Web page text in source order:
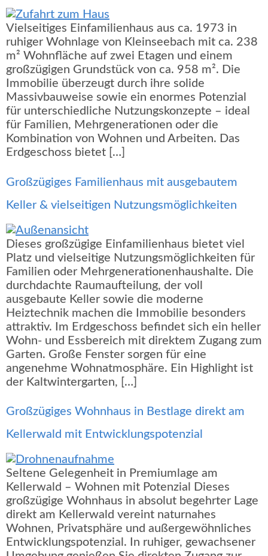
Vielseitiges Einfamilienhaus aus ca. 1973 in
ruhiger Wohnlage von Kleinseebach mit ca. 238
m² Wohnfläche auf zwei Etagen und einem
großzügigen Grundstück von ca. 958 m². Die
Immobilie überzeugt durch ihre solide
Massivbauweise sowie ein enormes Potenzial
für unterschiedliche Nutzungskonzepte – ideal
für Familien, Mehrgenerationen oder die
Kombination von Wohnen und Arbeiten. Das
Erdgeschoss bietet […]
Großzügiges Familienhaus mit ausgebautem
Keller & vielseitigen Nutzungsmöglichkeiten
Dieses großzügige Einfamilienhaus bietet viel
Platz und vielseitige Nutzungsmöglichkeiten für
Familien oder Mehrgenerationenhaushalte. Die
durchdachte Raumaufteilung, der voll
ausgebaute Keller sowie die moderne
Heiztechnik machen die Immobilie besonders
attraktiv. Im Erdgeschoss befindet sich ein heller
Wohn- und Essbereich mit direktem Zugang zum
Garten. Große Fenster sorgen für eine
angenehme Wohnatmosphäre. Ein Highlight ist
der Kaltwintergarten, […]
Großzügiges Wohnhaus in Bestlage direkt am
Kellerwald mit Entwicklungspotenzial
Seltene Gelegenheit in Premiumlage am
Kellerwald – Wohnen mit Potenzial Dieses
großzügige Wohnhaus in absolut begehrter Lage
direkt am Kellerwald vereint naturnahes
Wohnen, Privatsphäre und außergewöhnliches
Entwicklungspotenzial. In ruhiger, gewachsener